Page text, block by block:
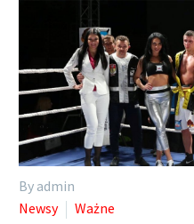
By admin
Newsy
Ważne